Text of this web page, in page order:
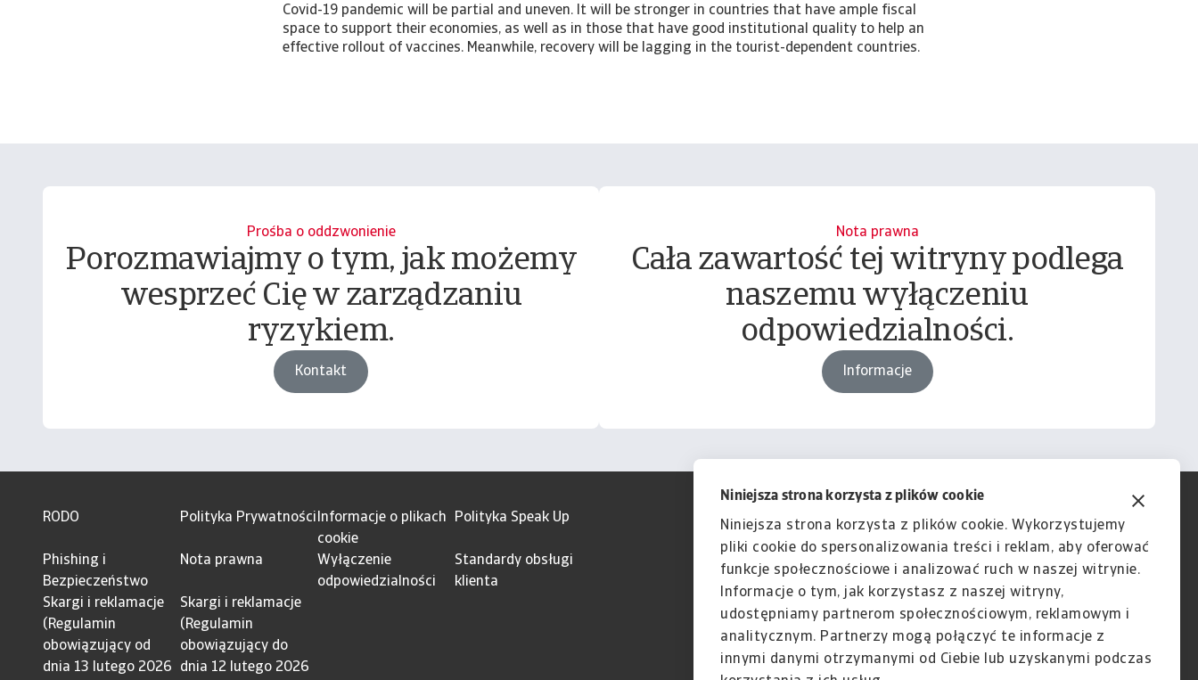
Niniejsza strona korzysta z plików cookie
Niniejsza strona korzysta z plików cookie. Wykorzystujemy
pliki cookie do spersonalizowania treści i reklam, aby oferować
funkcje społecznościowe i analizować ruch w naszej witrynie.
Informacje o tym, jak korzystasz z naszej witryny,
udostępniamy partnerom społecznościowym, reklamowym i
analitycznym. Partnerzy mogą połączyć te informacje z
innymi danymi otrzymanymi od Ciebie lub uzyskanymi podczas
Covid-19 pandemic will be partial and uneven. It will be stronger in countries that have ample fiscal
space to support their economies, as well as in those that have good institutional quality to help an
effective rollout of vaccines. Meanwhile, recovery will be lagging in the tourist-dependent countries.
Prośba o oddzwonienie
Porozmawiajmy o tym, jak możemy
wesprzeć Cię w zarządzaniu
ryzykiem.
Kontakt
Nota prawna
Cała zawartość tej witryny podlega
naszemu wyłączeniu
odpowiedzialności.
Informacje
RODO Polityka Prywatności Informacje o plikach
cookie
Polityka Speak Up
Phishing i
Bezpieczeństwo
Nota prawna
Wyłączenie
odpowiedzialności
Standardy obsługi
klienta
Skargi i reklamacje
(Regulamin
obowiązujący od
dnia 13 lutego 2026
Skargi i reklamacje
(Regulamin
obowiązujący do
dnia 12 lutego 2026